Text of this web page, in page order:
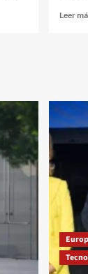
Leer